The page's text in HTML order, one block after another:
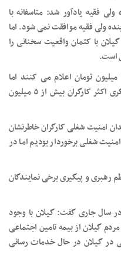
فقیه یادآور شد: متاسفانه با
ولی فقیه موافقت نمی شود. اما
با کتمان واقعیت سخنانی را
است.
وی افزود: مسئولین کشور خط فقر را ۱۵ میلیون تومان اعلام می کنند اما
متاسفانه با نادیده گرفتن حقوق مسلم کارگری اکثر کارگران بیش از ۵ میلیون
امنیت شغلی کارگران خاطرنشان
شغلی برخوردار بودیم اما در
رهبری و پیگیری برخی نمایندگان
سال جاری گفت: گیلان با وجود
و پوشش ۵۴ درصدی مردم گیلان از بیمه تامین اجتماعی
در گیلان در حال خدمات رسانی